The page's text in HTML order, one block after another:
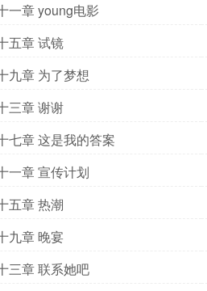
一章 young电影
五章 试镜
九章 为了梦想
三章 谢谢
七章 这是我的答案
一章 宣传计划
五章 热潮
九章 晚宴
三章 联系她吧